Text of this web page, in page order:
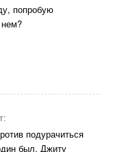
попробую
подурачиться
был, Джиту